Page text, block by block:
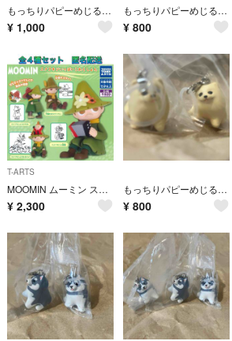
もっちりパピーめじるしマスコット ボーダーコリー3個
¥ 1,000
もっちりパピーめじるしマスコット シーズー3個
¥ 800
T-ARTS
MOOMIN ムーミン スナフキンいっぱいこれくしょん 全4種 コンプ ガチャ
¥ 2,300
もっちりパピーめじるしマスコット ポメラニアン2個
¥ 800